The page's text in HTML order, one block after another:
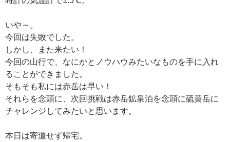
いや～。
今回は失敗でした。
しかし、また来たい！
今回の山行で、なにかとノウハウみたいなものを手に入れ
ることができました。
そもそも私には赤岳は早い！
それらを念頭に、次回挑戦は赤岳鉱泉泊を念頭に硫黄岳に
チャレンジしてみたいと思います。
本日は寄道せず帰宅。